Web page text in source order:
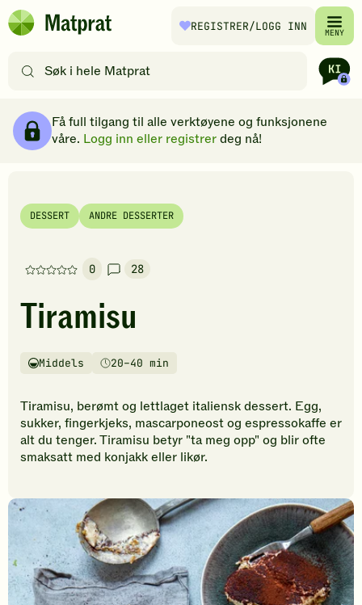
Hopp til hovedinnhold
Matprat
REGISTRER/LOGG INN MENY
etter
filtre
Få full tilgang til alle verktøyene og funksjonene
våre. Logg inn eller registrerdeg nå!
DESSERT ANDRE DESSERTER
0
Denne
har
foreløpig
vurderinger.
den
første
til
å
oppskriften.
28
Tiramisu
Vanskelighetsgrad
Middels
Tilberedningstid20–40 min
Tiramisu, berømt og lettlaget italiensk dessert. Egg,
sukker, fingerkjeks, mascarponeost og espressokaffe er
alt du tenger. Tiramisu betyr "ta meg opp" og blir ofte
smaksatt med konjakk eller likør.